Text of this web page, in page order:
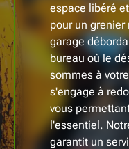
espace libéré
pour un
garage
bureau où le
sommes à
s'engage à
vous
l'essentiel.
garantit un